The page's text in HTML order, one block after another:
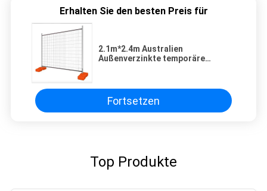
Erhalten Sie den besten Preis für
2.1m*2.4m Australien
Außenverzinkte temporäre
Fortsetzen
Top Produkte